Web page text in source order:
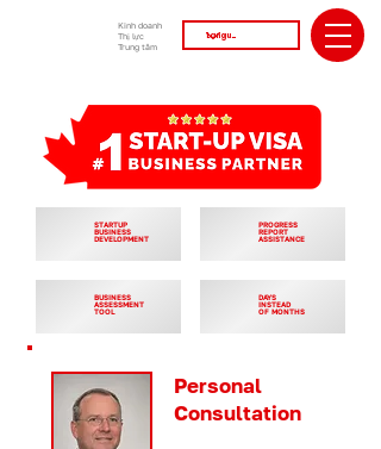
Kinh doanh
Thị lực
Trung tâm
STARTUP
BUSINESS
DEVELOPMENT
BUSINESS
ASSESSMENT
TOOL
PROGRESS
REPORT
ASSISTANCE
DAYS
INSTEAD
OF MONTHS
Personal
Consultation